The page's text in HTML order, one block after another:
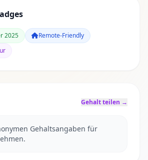
2025
Remote-Friendly
Gehalt teilen →
Gehaltsangaben für